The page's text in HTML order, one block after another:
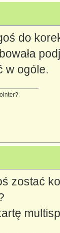
do
w ogóle.
zostać